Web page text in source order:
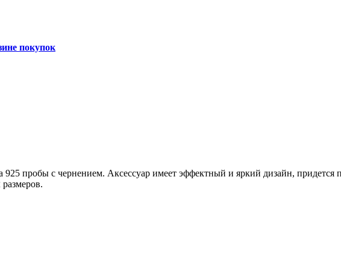
покупок
925 пробы с чернением. Аксессуар имеет эффектный и яркий дизайн,